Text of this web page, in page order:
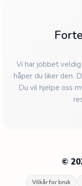
Vi har jobbet
håper du liker den.
Du vil hjelpe oss
©
Vilkår for bruk